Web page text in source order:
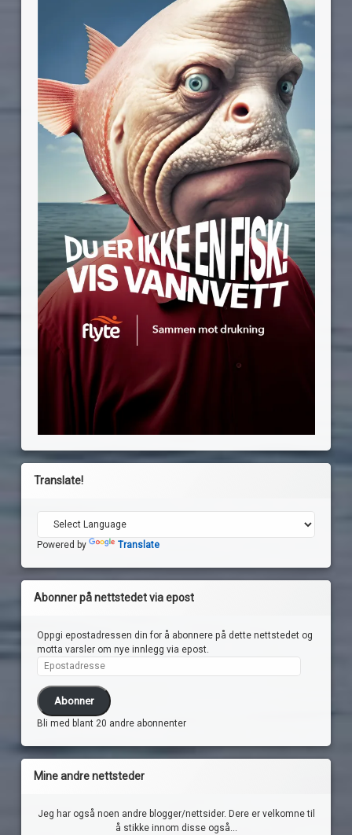
Translate!
Powered by Translate
Abonner på nettstedet via epost
Oppgi epostadressen din for å abonnere på dette nettstedet og
motta varsler om nye innlegg via epost.
Epostadresse
Abonner
Bli med blant 20 andre abonnenter
Mine andre nettsteder
Jeg har også noen andre blogger/nettsider. Dere er velkomne til
å stikke innom disse også...